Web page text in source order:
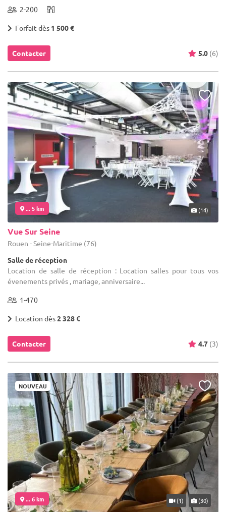
2-200
Forfait dès 1 500 €
Contacter 5.0 (6)
... 5 km (14)
Vue Sur Seine
Rouen - Seine-Maritime (76)
Salle de réception
Location de salle de réception : Location salles pour tous vos
évenements privés , mariage, anniversaire...
1-470
Location dès2 328 €
Contacter 4.7 (3)
NOUVEAU
... 6 km (1) (30)